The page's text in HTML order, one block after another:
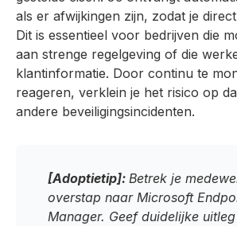
als er afwijkingen zijn, zodat je
Dit is essentieel voor bedrijven die
aan strenge regelgeving of die
klantinformatie. Door continu te
reageren, verklein je het risico op
andere beveiligingsincidenten.
[Adoptietip]: Betrek je
overstap naar Microsoft
Manager. Geef duidelijke